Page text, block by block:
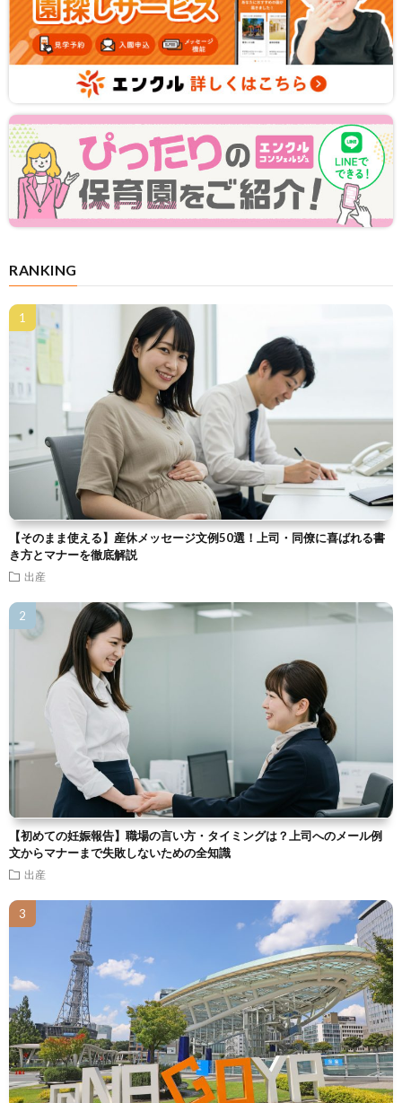
RANKING
【そのまま使える】産休メッセージ文例50選！上司・同僚に喜ばれる書
き方とマナーを徹底解説
出産
【初めての妊娠報告】職場の言い方・タイミングは？上司へのメール例
文からマナーまで失敗しないための全知識
出産